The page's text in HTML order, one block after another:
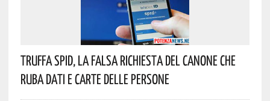
Truffa Spid, La Falsa Richiesta Del Canone Che
Ruba Dati E Carte Delle Persone